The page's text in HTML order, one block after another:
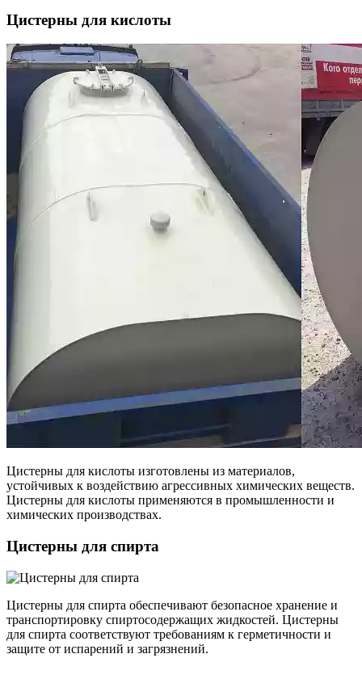
Цистерны для кислоты
Цистерны для кислоты изготовлены из материалов,
устойчивых к воздействию агрессивных химических веществ.
Цистерны для кислоты применяются в промышленности и
химических производствах.
Цистерны для спирта
Цистерны для спирта обеспечивают безопасное хранение и
транспортировку спиртосодержащих жидкостей. Цистерны
для спирта соответствуют требованиям к герметичности и
защите от испарений и загрязнений.